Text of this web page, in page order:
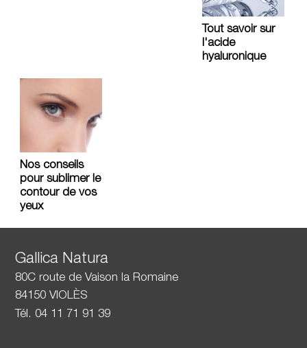
Tout savoir sur
l'acide
hyaluronique
Nos conseils
pour sublimer le
contour de vos
yeux
Gallica Natura
80C route de Vaison la Romaine
84150 VIOLÈS
Tél. 04 11 71 91 39